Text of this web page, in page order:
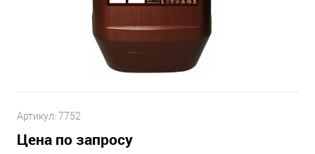
Артикул: 7752
Цена по запросу